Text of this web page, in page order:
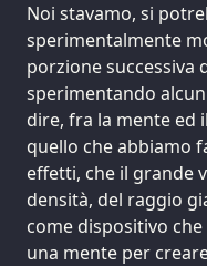
Noi stavamo, si
sperimentalmente
porzione successiva
sperimentando
dire, fra la mente ed
quello che abbiamo
effetti, che il grande
densità, del raggio
come dispositivo
una mente per